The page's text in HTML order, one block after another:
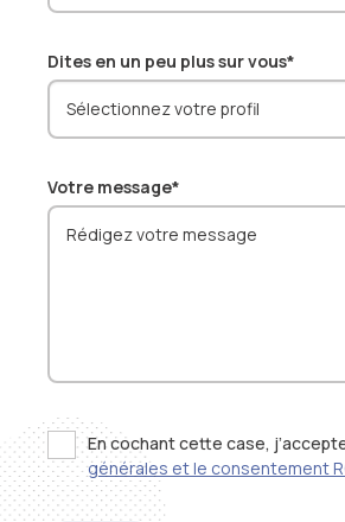
Dites en un peu plus sur vous*
Votre message*
En cochant cette case,
générales et le consentement